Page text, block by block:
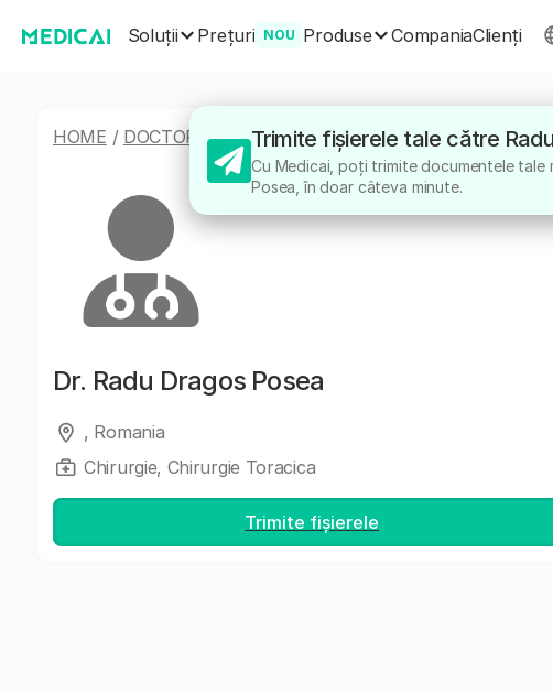
Soluții Prețuri NOU Produse CompaniaClienți
HOME / DOCTORI /RADU DRAGOS POSEA
Dr. Radu Dragos Posea
, Romania
Chirurgie, Chirurgie Toracica
Trimite fișierele
Trimite fișierele tale către
Cu Medicai, poți trimite documentele tale
Posea, în doar câteva minute.